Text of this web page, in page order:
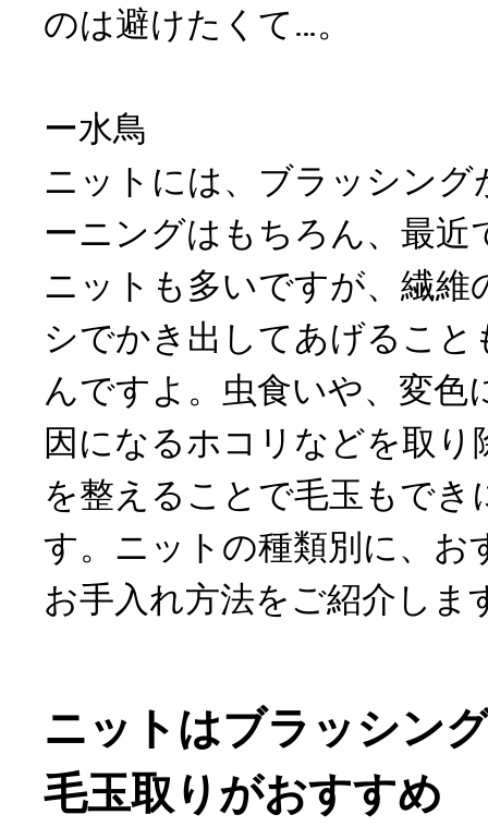
のは避けたくて…。
ー水鳥
ニットには、ブラッシング
ーニングはもちろん、最近
ニットも多いですが、繊維
シでかき出してあげること
んですよ。虫食いや、変色
因になるホコリなどを取り
を整えることで毛玉もでき
す。ニットの種類別に、お
お手入れ方法をご紹介しま
ニットはブラッシン
毛玉取りがおすすめ